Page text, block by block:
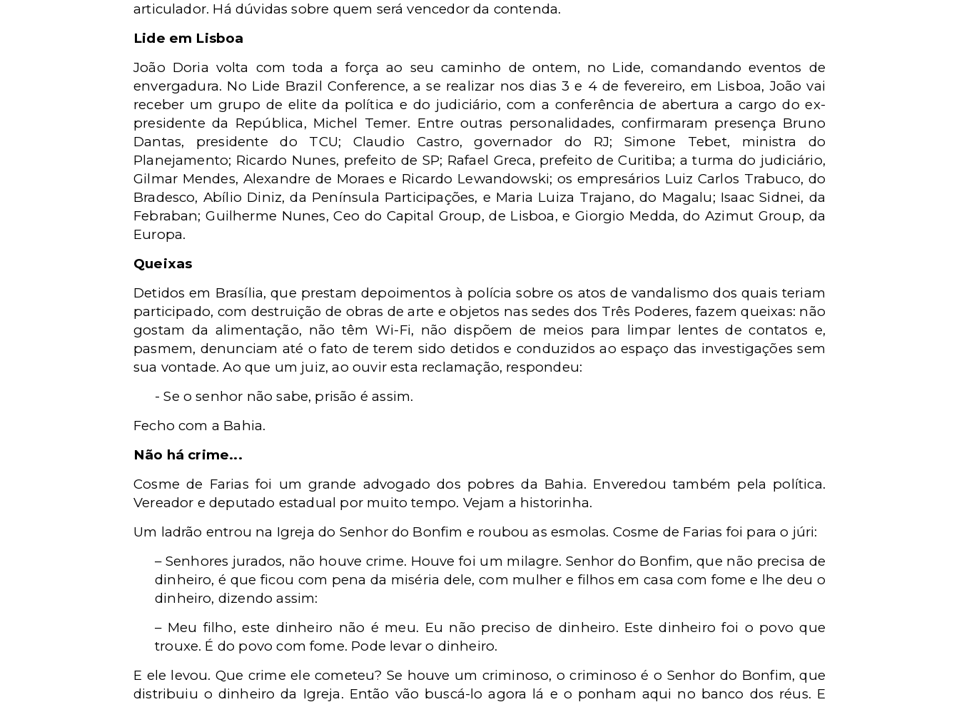
articulador. Há dúvidas sobre quem será vencedor da contenda.
Lide em Lisboa
João Doria volta com toda a força ao seu caminho de ontem, no Lide, comandando eventos de
envergadura. No Lide Brazil Conference, a se realizar nos dias 3 e 4 de fevereiro, em Lisboa, João vai
receber um grupo de elite da política e do judiciário, com a conferência de abertura a cargo do ex-
presidente da República, Michel Temer. Entre outras personalidades, confirmaram presença Bruno
Dantas, presidente do TCU; Claudio Castro, governador do RJ; Simone Tebet, ministra do
Planejamento; Ricardo Nunes, prefeito de SP; Rafael Greca, prefeito de Curitiba; a turma do judiciário,
Gilmar Mendes, Alexandre de Moraes e Ricardo Lewandowski; os empresários Luiz Carlos Trabuco, do
Bradesco, Abílio Diniz, da Península Participações, e Maria Luiza Trajano, do Magalu; Isaac Sidnei, da
Febraban; Guilherme Nunes, Ceo do Capital Group, de Lisboa, e Giorgio Medda, do Azimut Group, da
Europa.
Queixas
Detidos em Brasília, que prestam depoimentos à polícia sobre os atos de vandalismo dos quais teriam
participado, com destruição de obras de arte e objetos nas sedes dos Três Poderes, fazem queixas: não
gostam da alimentação, não têm Wi-Fi, não dispõem de meios para limpar lentes de contatos e,
pasmem, denunciam até o fato de terem sido detidos e conduzidos ao espaço das investigações sem
sua vontade. Ao que um juiz, ao ouvir esta reclamação, respondeu:
- Se o senhor não sabe, prisão é assim.
Fecho com a Bahia.
Não há crime...
Cosme de Farias foi um grande advogado dos pobres da Bahia. Enveredou também pela política.
Vereador e deputado estadual por muito tempo. Vejam a historinha.
Um ladrão entrou na Igreja do Senhor do Bonfim e roubou as esmolas. Cosme de Farias foi para o júri:
– Senhores jurados, não houve crime. Houve foi um milagre. Senhor do Bonfim, que não precisa de
dinheiro, é que ficou com pena da miséria dele, com mulher e filhos em casa com fome e lhe deu o
dinheiro, dizendo assim:
– Meu filho, este dinheiro não é meu. Eu não preciso de dinheiro. Este dinheiro foi o povo que
trouxe. É do povo com fome. Pode levar o dinheiro.
E ele levou. Que crime ele cometeu? Se houve um criminoso, o criminoso é o Senhor do Bonfim, que
distribuiu o dinheiro da Igreja. Então vão buscá-lo agora lá e o ponham aqui no banco dos réus. E